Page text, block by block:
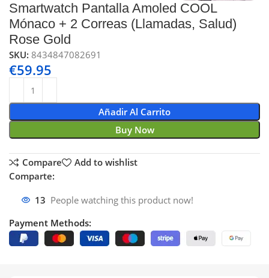
Smartwatch Pantalla Amoled COOL
Mónaco + 2 Correas (Llamadas, Salud)
Rose Gold
SKU:8434847082691
€59.95
Añadir Al Carrito
Buy Now
Compare
Add to wishlist
Comparte:
13 People watching this product now!
Payment Methods: